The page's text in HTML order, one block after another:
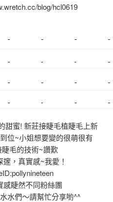
blog/hcl0619
甜蜜! 新莊接睫毛植睫毛上新
位~小姐想要變的很萌很有
毛的技術~讚歎
，真實感~我愛！
睫然不同粉絲團
水們～請幫忙分享喲^^